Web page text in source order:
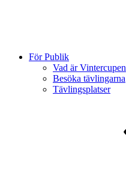
För Publik
Vad är Vintercupen
Besöka tävlingarna
Tävlingsplatser